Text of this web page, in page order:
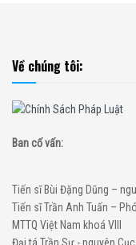
Về chúng tôi:
Ban cố vấn:
Tiến sĩ Bùi Đặng Dũng –
Tiến sĩ Trần Anh Tuấn –
MTTQ Việt Nam khoá VIII